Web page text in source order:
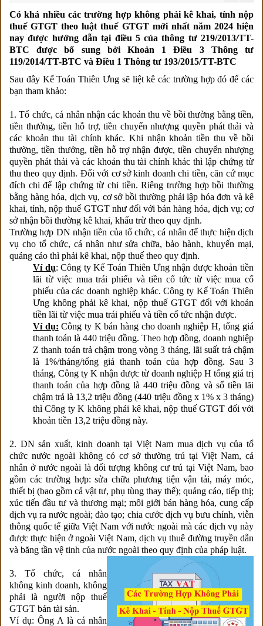
Có khá nhiều các trường hợp không phải kê khai, tính nộp
thuế GTGTtheo luật thuế GTGT mới nhất năm 2024 hiện
nay được hướng dẫn tại điều 5 của thông tư 219/2013/TT-
BTC được bổ sung bởi Khoản 1 Điều 3 Thông tư
119/2014/TT-BTC và Điều 1 Thông tư 193/2015/TT-BTC
Sau đây Kế Toán Thiên Ưng sẽ liệt kê các trường hợp đó để các
bạn tham khảo:
1. Tổ chức, cá nhân nhận các khoản thu về bồi thường bằng tiền,
tiền thưởng, tiền hỗ trợ, tiền chuyển nhượng quyền phát thải và
các khoản thu tài chính khác. Khi nhận khoản tiền thu về bồi
thường, tiền thưởng, tiền hỗ trợ nhận được, tiền chuyển nhượng
quyền phát thải và các khoản thu tài chính khác thì lập chứng từ
thu theo quy định. Đối với cơ sở kinh doanh chi tiền, căn cứ mục
đích chi để lập chứng từ chi tiền. Riêng trường hợp bồi thường
bằng hàng hóa, dịch vụ, cơ sở bồi thường phải lập hóa đơn và kê
khai, tính, nộp thuế GTGT như đối với bán hàng hóa, dịch vụ; cơ
sở nhận bồi thường kê khai, khấu trừ theo quy định.
Trường hợp DN nhận tiền của tổ chức, cá nhân để thực hiện dịch
vụ cho tổ chức, cá nhân như sửa chữa, bảo hành, khuyến mại,
quảng cáo thì phải kê khai, nộp thuế theo quy định.
Ví dụ: Công ty Kế Toán Thiên Ưng nhận được khoản tiền
lãi từ việc mua trái phiếu và tiền cổ tức từ việc mua cổ
phiếu của các doanh nghiệp khác. Công ty Kế Toán Thiên
Ưng không phải kê khai, nộp thuế GTGT đối với khoản
tiền lãi từ việc mua trái phiếu và tiền cổ tức nhận được.
Ví dụ: Công ty K bán hàng cho doanh nghiệp H, tổng giá
thanh toán là 440 triệu đồng. Theo hợp đồng, doanh nghiệp
Z thanh toán trả chậm trong vòng 3 tháng, lãi suất trả chậm
là 1%/tháng/tổng giá thanh toán của hợp đồng. Sau 3
tháng, Công ty K nhận được từ doanh nghiệp H tổng giá trị
thanh toán của hợp đồng là 440 triệu đồng và số tiền lãi
chậm trả là 13,2 triệu đồng (440 triệu đồng x 1% x 3 tháng)
thì Công ty K không phải kê khai, nộp thuế GTGT đối với
khoản tiền 13,2 triệu đồng này.
2. DN sản xuất, kinh doanh tại Việt Nam mua dịch vụ của tổ
chức nước ngoài không có cơ sở thường trú tại Việt Nam, cá
nhân ở nước ngoài là đối tượng không cư trú tại Việt Nam, bao
gồm các trường hợp: sửa chữa phương tiện vận tải, máy móc,
thiết bị (bao gồm cả vật tư, phụ tùng thay thế); quảng cáo, tiếp thị;
xúc tiến đầu tư và thương mại; môi giới bán hàng hóa, cung cấp
dịch vụ ra nước ngoài; đào tạo; chia cước dịch vụ bưu chính, viễn
thông quốc tế giữa Việt Nam với nước ngoài mà các dịch vụ này
được thực hiện ở ngoài Việt Nam, dịch vụ thuê đường truyền dẫn
và băng tần vệ tinh của nước ngoài theo quy định của pháp luật.
3. Tổ chức, cá nhân
không kinh doanh, không
phải là người nộp thuế
GTGT bán tài sản.
Ví dụ: Ông A là cá nhân